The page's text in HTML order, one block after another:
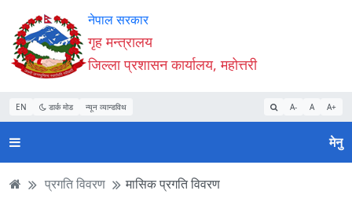
Accessibility
Mode
सुरु
गर्नुहोस्
सामाग्री
पढ्नुहाेस्
नेभिगेसन
पढ्नुहाेस्
वेबसाइट
खोजमा
जानुहोस्
नेपाल सरकार
गृह मन्त्रालय
जिल्ला प्रशासन कार्यालय, महोत्तरी
EN डार्क मोड न्यून व्यान्डविथ A- A A+
मेनु
प्रगति विवरण मासिक प्रगति विवरण